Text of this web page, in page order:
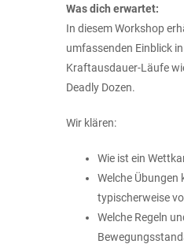
Was dich erwartet:
In diesem Workshop
umfassenden Einblick
Kraftausdauer-Läufe
Deadly Dozen.
Wir klären:
Wie ist ein
Welche Übungen
typischerweise
Welche Regeln